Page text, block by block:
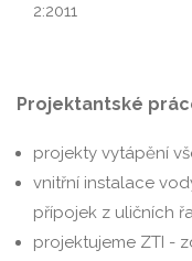
2:2011
Projektantské
projekty vytápění
vnitřní instalace
přípojek z uličních
projektujeme ZTI -